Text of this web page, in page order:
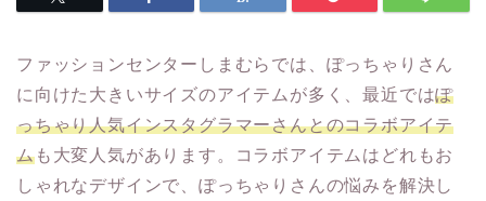
ファッションセンターしまむらでは、ぽっちゃりさん
に向けた大きいサイズのアイテムが多く、最近ではぽ
っちゃり人気インスタグラマーさんとのコラボアイテ
ムも大変人気があります。コラボアイテムはどれもお
しゃれなデザインで、ぽっちゃりさんの悩みを解決し